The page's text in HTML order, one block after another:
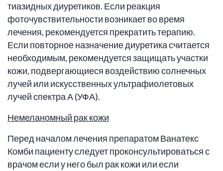
тиазидных диуретиков. Если реакция
фоточувствительности возникает во время
лечения, рекомендуется прекратить терапию.
Если повторное назначение диуретика считается
необходимым, рекомендуется защищать участки
кожи, подвергающиеся воздействию солнечных
лучей или искусственных ультрафиолетовых
лучей спектра А (УФА).
Немеланомный рак кожи
Перед началом лечения препаратом Ванатекс
Комби пациенту следует проконсультироваться с
врачом если у него был рак кожи или если